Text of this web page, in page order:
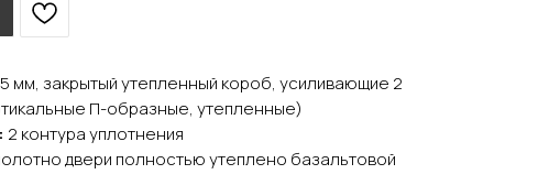
мм, закрытый утепленный короб, усиливающие 2
П-образные, утепленные)
2 контура уплотнения
двери полностью утеплено базальтовой